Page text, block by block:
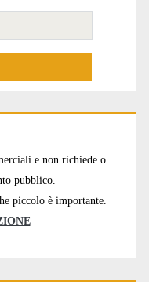
e non richiede o
pubblico.
piccolo è importante.